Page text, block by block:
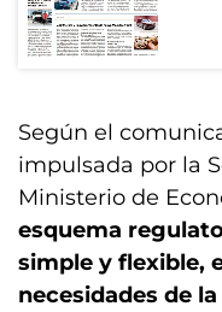
Según el
impulsada por la
Ministerio de
esquema
simple y flexible,
necesidades de